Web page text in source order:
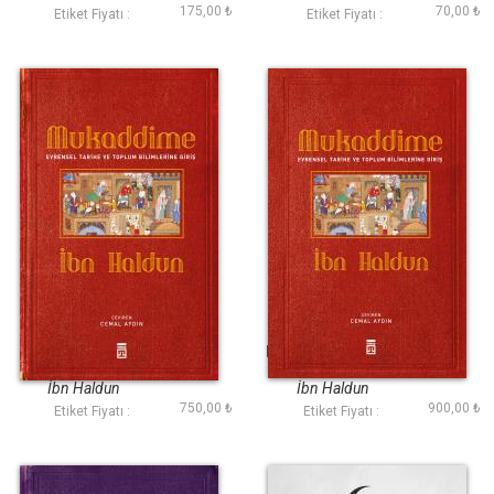
Etiket Fiyatı : 175,00 ₺ Etiket Fiyatı : 70,00 ₺
Mukaddime
İbn Haldun
Etiket Fiyatı : 750,00 ₺
Mukaddime (Ciltli)
İbn Haldun
Etiket Fiyatı : 900,00 ₺